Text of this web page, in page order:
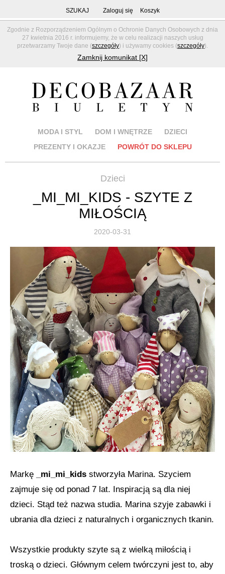
Zgodnie z Rozporządzeniem Ogólnym o Ochronie Danych Osobowych z dnia
27 kwietnia 2016 r. informujemy, że w celu realizacji naszych usług
przetwarzamy Twoje dane (szczegóły) i używamy cookies (szczegóły).
Zamknij komunikat [X]
SZUKAJ Zaloguj się Koszyk
MODA I STYL DOM I WNĘTRZE
DZIECI
PREZENTY I OKAZJE
POWRÓT DO SKLEPU
Dzieci
_MI_MI_KIDS - SZYTE Z
MIŁOŚCIĄ
2020-03-31
Markę _mi_mi_kids stworzyła Marina. Szyciem
zajmuje się od ponad 7 lat. Inspiracją są dla niej
dzieci. Stąd też nazwa studia. Marina szyje zabawki i
ubrania dla dzieci z naturalnych i organicznych tkanin.
Wszystkie produkty szyte są z wielką miłością i
troską o dzieci. Głównym celem twórczyni jest to, aby